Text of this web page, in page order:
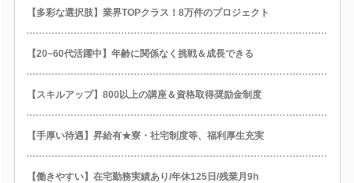
【多彩な選択肢】業界TOPクラス！8万件のプロジェクト
【20~60代活躍中】年齢に関係なく挑戦＆成長できる
【スキルアップ】800以上の講座＆資格取得奨励金制度
【手厚い待遇】昇給有★寮・社宅制度等、福利厚生充実
【働きやすい】在宅勤務実績あり/年休125日/残業月9h